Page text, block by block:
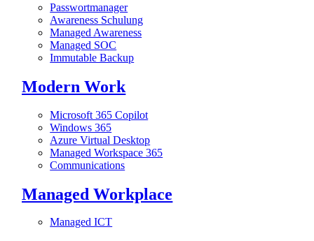
Passwortmanager
Awareness Schulung
Managed Awareness
Managed SOC
Immutable Backup
Modern Work
Microsoft 365 Copilot
Windows 365
Azure Virtual Desktop
Managed Workspace 365
Communications
Managed Workplace
Managed ICT